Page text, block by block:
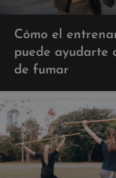
Cómo el
puede ayudarte
de fumar